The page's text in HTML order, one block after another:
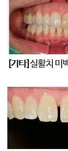
[기타]실활치 미